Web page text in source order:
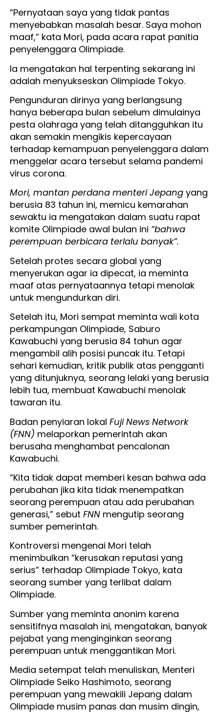
“Pernyataan saya yang tidak pantas
menyebabkan masalah besar. Saya mohon
maaf,” kata Mori, pada acara rapat panitia
penyelenggara Olimpiade.
Ia mengatakan hal terpenting sekarang ini
adalah menyukseskan Olimpiade Tokyo.
Pengunduran dirinya yang berlangsung
hanya beberapa bulan sebelum dimulainya
pesta olahraga yang telah ditangguhkan itu
akan semakin mengikis kepercayaan
terhadap kemampuan penyelenggara dalam
menggelar acara tersebut selama pandemi
virus corona.
Mori, mantan perdana menteri Jepang yang
berusia 83 tahun ini, memicu kemarahan
sewaktu ia mengatakan dalam suatu rapat
komite Olimpiade awal bulan ini “bahwa
perempuan berbicara terlalu banyak”.
Setelah protes secara global yang
menyerukan agar ia dipecat, ia meminta
maaf atas pernyataannya tetapi menolak
untuk mengundurkan diri.
Setelah itu, Mori sempat meminta wali kota
perkampungan Olimpiade, Saburo
Kawabuchi yang berusia 84 tahun agar
mengambil alih posisi puncak itu. Tetapi
sehari kemudian, kritik publik atas pengganti
yang ditunjuknya, seorang lelaki yang berusia
lebih tua, membuat Kawabuchi menolak
tawaran itu.
Badan penyiaran lokal Fuji News Network
(FNN) melaporkan pemerintah akan
berusaha menghambat pencalonan
Kawabuchi.
“Kita tidak dapat memberi kesan bahwa ada
perubahan jika kita tidak menempatkan
seorang perempuan atau ada perubahan
generasi,” sebut FNN mengutip seorang
sumber pemerintah.
Kontroversi mengenai Mori telah
menimbulkan “kerusakan reputasi yang
serius” terhadap Olimpiade Tokyo, kata
seorang sumber yang terlibat dalam
Olimpiade.
Sumber yang meminta anonim karena
sensitifnya masalah ini, mengatakan, banyak
pejabat yang menginginkan seorang
perempuan untuk menggantikan Mori.
Media setempat telah menuliskan, Menteri
Olimpiade Seiko Hashimoto, seorang
perempuan yang mewakili Jepang dalam
Olimpiade musim panas dan musim dingin,